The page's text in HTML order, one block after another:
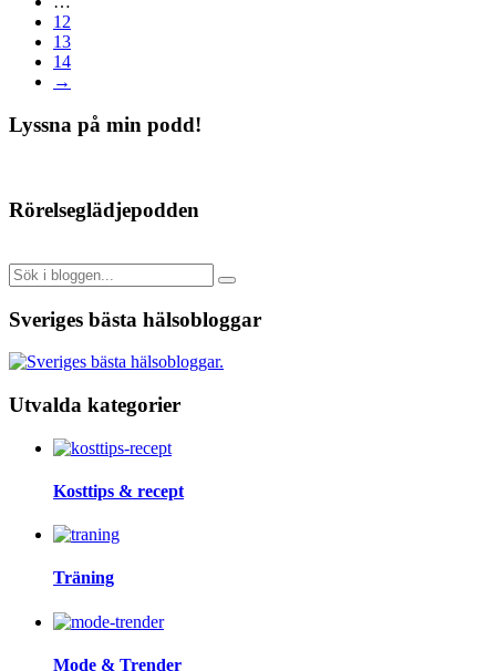
12
13
14
→
Lyssna på min podd!
Rörelseglädjepodden
Sveriges bästa hälsobloggar
Utvalda kategorier
Kosttips & recept
Träning
Mode & Trender